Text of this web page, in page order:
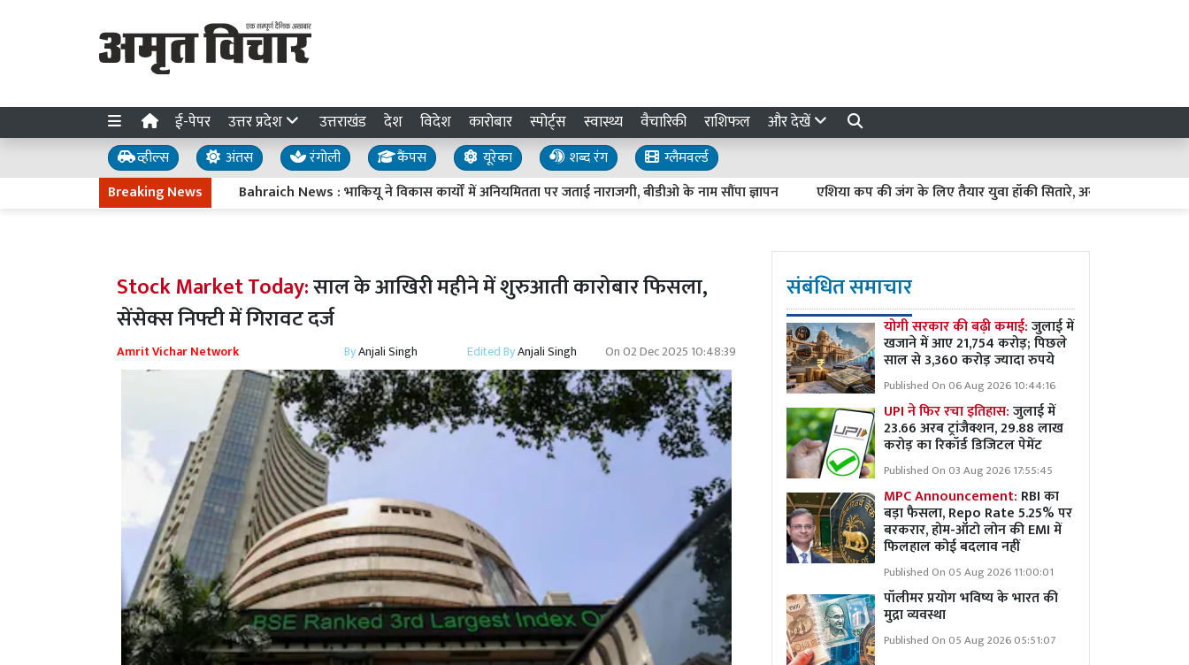
ई-पेपर उत्तर प्रदेश उत्तराखंड देश विदेश कारोबार स्पोर्ट्स स्वास्थ्य वैचारिकी राशिफल और देखें
व्हील्स अंतस रंगोली कैंपस यूरेका शब्द रंग
ग्लैमवर्ल्ड
Breaking News
Bahraich News : भाकियू ने विकास कार्यों में अनियमितता पर जताई नाराजगी, बीडीओ के नाम सौंपा ज्ञापन एशिया कप की जंग के लिए तैयार युवा हॉकी सितारे, अनमोल एक्का के हाथों में
Stock Market Today:साल के आखिरी महीने में शुरुआती कारोबार फिसला,
सेंसेक्स निफ्टी में गिरावट दर्ज
Amrit Vichar Network ByAnjali Singh Edited ByAnjali Singh On02 Dec 2025 10:48:39
संबंधित समाचार
योगी सरकार की बढ़ी कमाई:जुलाई में
खजाने में आए 21,754 करोड़; पिछले
साल से 3,360 करोड़ ज्यादा रुपये
Published On 06 Aug 2026 10:44:16
UPI ने फिर रचा इतिहास:जुलाई में
23.66 अरब ट्रांजैक्शन, 29.88 लाख
करोड़ का रिकॉर्ड डिजिटल पेमेंट
Published On 03 Aug 2026 17:55:45
MPC Announcement: RBI का
बड़ा फैसला, Repo Rate 5.25% पर
बरकरार, होम-ऑटो लोन की EMI में
फिलहाल कोई बदलाव नहीं
Published On 05 Aug 2026 11:00:01
पॉलीमर प्रयोग भविष्य के भारत की
मुद्रा व्यवस्था
Published On 05 Aug 2026 05:51:07